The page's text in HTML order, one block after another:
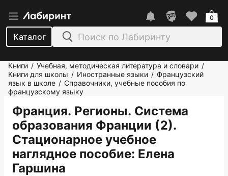
Каталог
0
Книги / Учебная, методическая литература и словари /
Книги для школы / Иностранные языки / Французский
язык в школе / Справочники, учебные пособия по
французскому языку
Франция. Регионы. Система
образования Франции (2).
Стационарное учебное
наглядное пособие: Елена
Гаршина